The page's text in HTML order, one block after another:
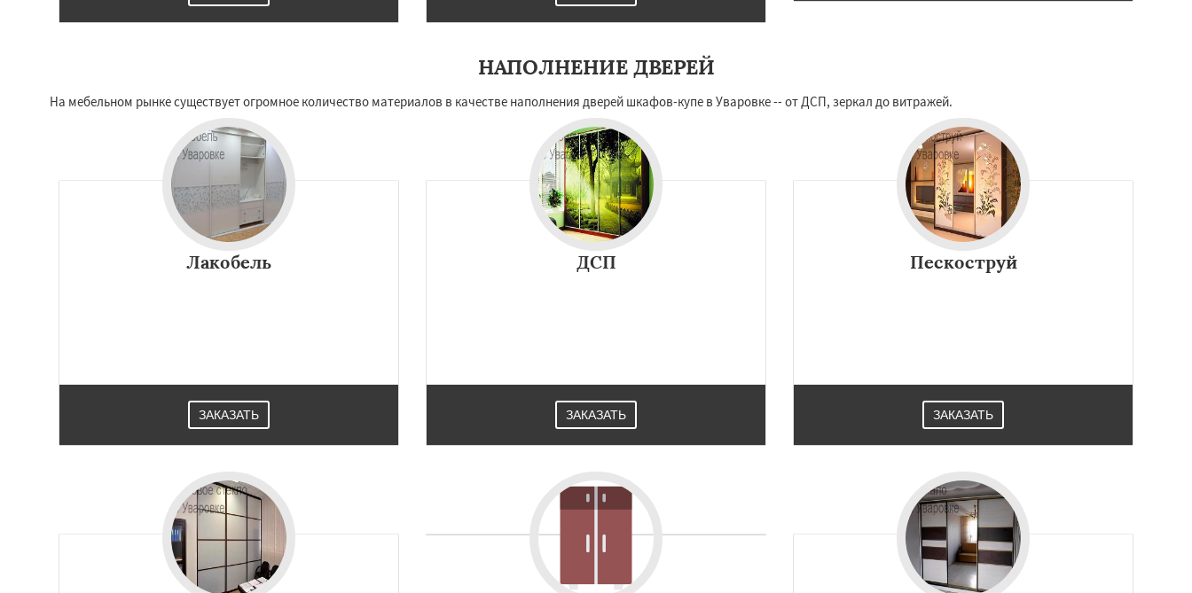
НАПОЛНЕНИЕ ДВЕРЕЙ
На мебельном рынке существует огромное количество материалов в качестве наполнения дверей шкафов-купе в Уваровке -- от ДСП, зеркал до витражей.
Лакобель
ЗАКАЗАТЬ
ДСП
ЗАКАЗАТЬ
Пескоструй
ЗАКАЗАТЬ